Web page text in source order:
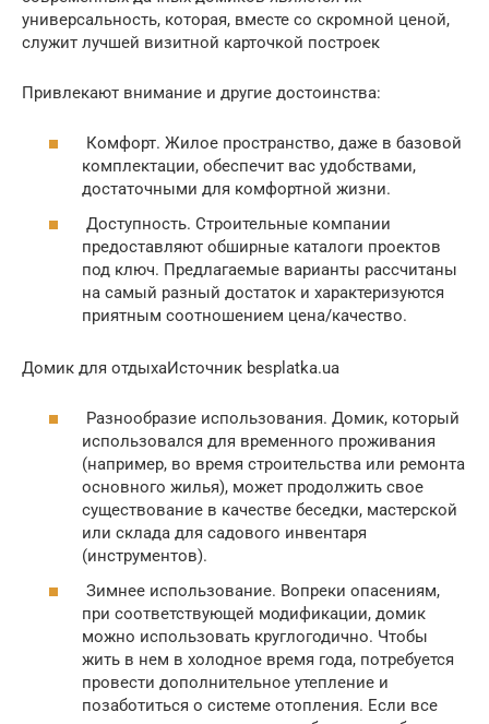
универсальность, которая, вместе со скромной ценой,
служит лучшей визитной карточкой построек
Привлекают внимание и другие достоинства:
Комфорт. Жилое пространство, даже в базовой
комплектации, обеспечит вас удобствами,
достаточными для комфортной жизни.
Доступность. Строительные компании
предоставляют обширные каталоги проектов
под ключ. Предлагаемые варианты рассчитаны
на самый разный достаток и характеризуются
приятным соотношением цена/качество.
Домик для отдыхаИсточник besplatka.ua
Разнообразие использования. Домик, который
использовался для временного проживания
(например, во время строительства или ремонта
основного жилья), может продолжить свое
существование в качестве беседки, мастерской
или склада для садового инвентаря
(инструментов).
Зимнее использование. Вопреки опасениям,
при соответствующей модификации, домик
можно использовать круглогодично. Чтобы
жить в нем в холодное время года, потребуется
провести дополнительное утепление и
позаботиться о системе отопления. Если все